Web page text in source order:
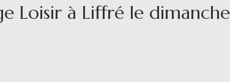
Loisir à Liffré le